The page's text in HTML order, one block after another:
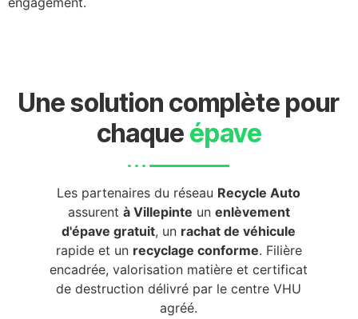
Une solution complète pour
chaque épave
Les partenaires du réseau Recycle Auto
assurent à Villepinte un enlèvement
d'épave gratuit, un rachat de véhicule
rapide et un recyclage conforme. Filière
encadrée, valorisation matière et certificat
de destruction délivré par le centre VHU
agréé.